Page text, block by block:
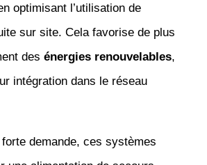
optimisant l’utilisation de
sur site. Cela favorise de plus
des énergies renouvelables,
intégration dans le réseau
demande, ces systèmes